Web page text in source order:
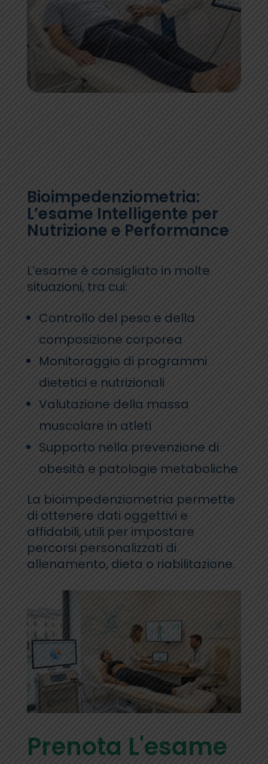
Bioimpedenziometria:
L’esame Intelligente per
Nutrizione e Performance
L’esame è consigliato in molte
situazioni, tra cui:
Controllo del peso e della
composizione corporea
Monitoraggio di programmi
dietetici e nutrizionali
Valutazione della massa
muscolare in atleti
Supporto nella prevenzione di
obesità e patologie metaboliche
La bioimpedenziometria permette
di ottenere dati oggettivi e
affidabili, utili per impostare
percorsi personalizzati di
allenamento, dieta o riabilitazione.
Prenota L'esame